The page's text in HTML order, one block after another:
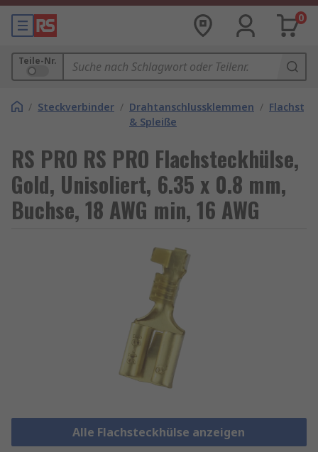
0
Teile-Nr.
/ Steckverbinder / Drahtanschlussklemmen
& Spleiße
/
RS PRO RS PRO Flachsteckhülse,
Gold, Unisoliert, 6.35 x 0.8 mm,
Buchse, 18 AWG min, 16 AWG
Alle Flachsteckhülse anzeigen